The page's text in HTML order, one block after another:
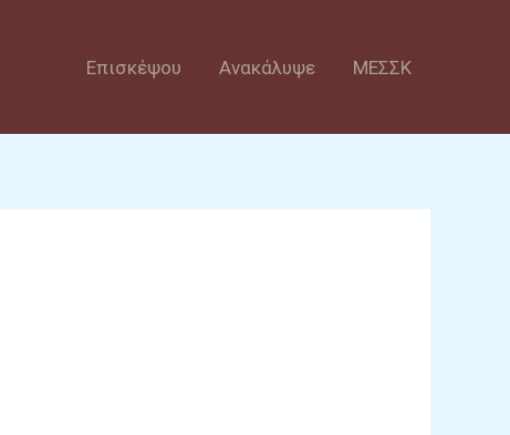
Επισκέψου Ανακάλυψε ΜΕΣΣΚ